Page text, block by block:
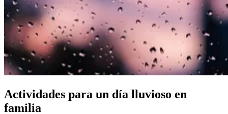
Actividades para un día lluvioso en
familia